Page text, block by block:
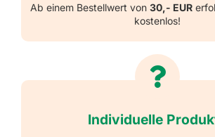
Ab einem Bestellwert von 30,- EUR
kostenlos!
Individuelle